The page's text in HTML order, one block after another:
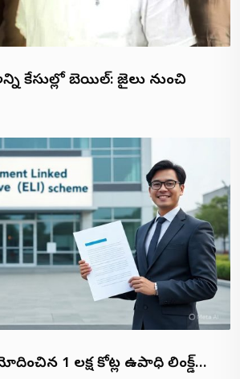
కేసుల్లో బెయిల్: జైలు నుంచి
₹1 లక్ష కోట్ల ఉపాధి లింక్డ్…